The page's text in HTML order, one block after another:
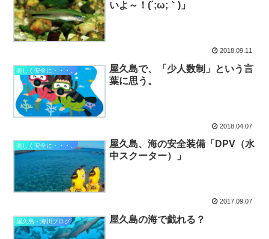
いよ～！(´;ω;｀)」
2018.09.11
楽しく安全に・・・。
屋久島で、「少人数制」という言
葉に思う。
2018.04.07
楽しく安全に・・・。
屋久島、海の安全装備「DPV（水
中スクーター）」
2017.09.07
屋久島・海川ブログ 屋久島の海で戯れる？